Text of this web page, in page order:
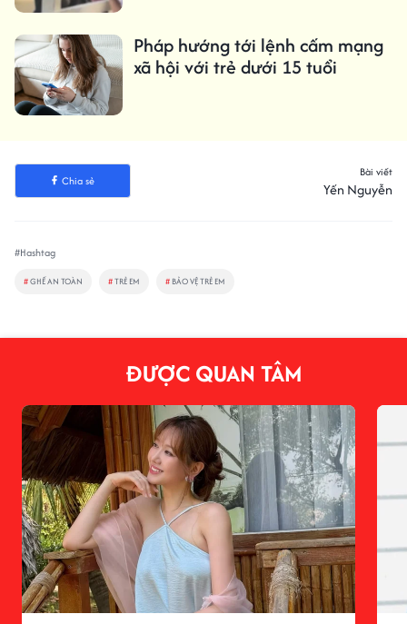
Pháp hướng tới lệnh cấm mạng
xã hội với trẻ dưới 15 tuổi
Chia sẻ
Bài viết
Yến Nguyễn
#Hashtag
#GHẾ AN TOÀN #TRẺ EM # BẢO VỆ TRẺ EM
ĐƯỢC QUAN TÂM